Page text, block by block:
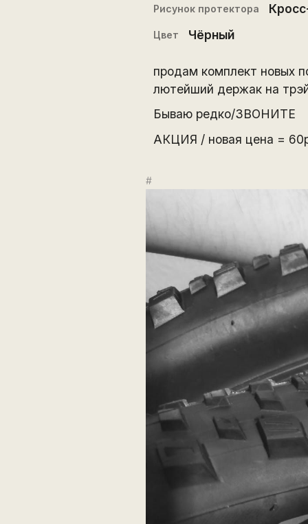
Рисунок протектора
Цвет Чёрный
продам комплект новых
лютейший держак на
Бываю редко/ЗВОНИТЕ
АКЦИЯ / новая цена =
#